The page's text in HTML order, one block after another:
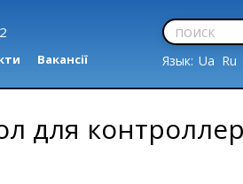
Вакансії Язык: Ua Ru
для